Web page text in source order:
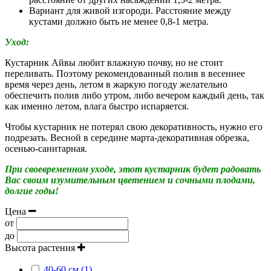
Вариант для живой изгороди. Расстояние между
кустами должно быть не менее 0,8-1 метра.
Уход:
Кустарник Айвы любит влажную почву, но не стоит
переливать. Поэтому рекомендованный полив в весеннее
время через день, летом в жаркую погоду желательно
обеспечить полив либо утром, либо вечером каждый день, так
как именно летом, влага быстро испаряется.
Чтобы кустарник не потерял свою декоративность, нужно его
подрезать. Весной в середине марта-декоративная обрезка,
осенью-санитарная.
При своевременном уходе, этот кустарник будет радовать
Вас своим изумительным цветением и сочными плодами,
долгие годы!
Цена
от
до
Высота растения